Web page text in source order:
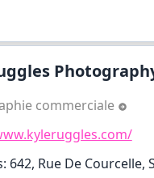
commerciale
642, Rue De Courcelle,